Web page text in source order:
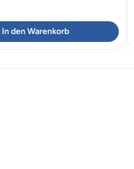
In den Warenkorb